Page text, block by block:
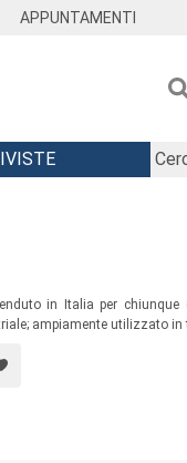
APPUNTAMENTI
in Italia per
ampiamente utilizzato